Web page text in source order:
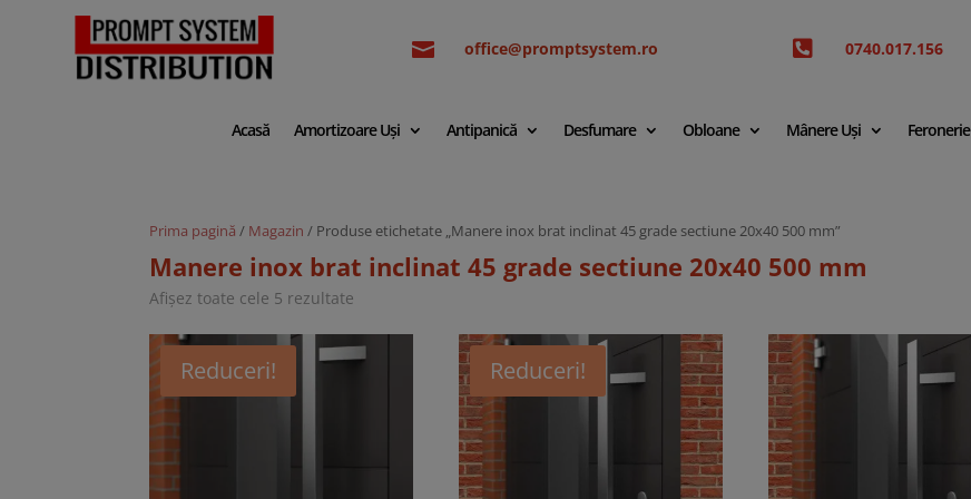
 office@promptsystem.ro  0740.017.156
Acasă Amortizoare Uși Antipanică Desfumare Obloane Mânere Uși Feronerie
Prima pagină / Magazin / Produse etichetate „Manere inox brat inclinat 45 grade sectiune 20x40 500 mm”
Manere inox brat inclinat 45 grade sectiune 20x40 500 mm
Afișez toate cele 5 rezultate
cele
mai
recente
Reduceri! Reduceri!